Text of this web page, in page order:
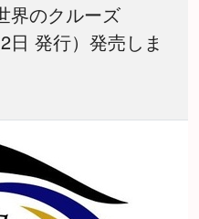
界のクルーズ
日 発行）発売しま